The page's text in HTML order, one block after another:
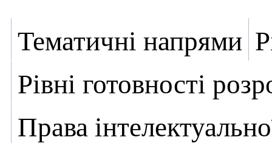
Тематичні напрями
Рівні готовності
Права